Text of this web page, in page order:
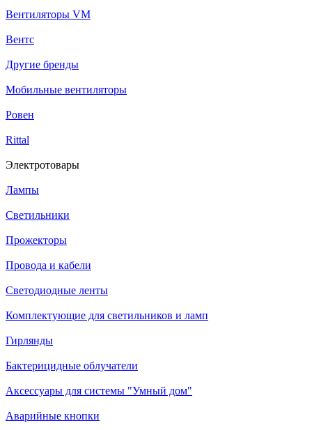
Вентиляторы VM
Вентс
Другие бренды
Мобильные вентиляторы
Ровен
Rittal
Электротовары
Лампы
Светильники
Прожекторы
Провода и кабели
Светодиодные ленты
Комплектующие для светильников и ламп
Гирлянды
Бактерицидные облучатели
Аксессуары для системы "Умный дом"
Аварийные кнопки